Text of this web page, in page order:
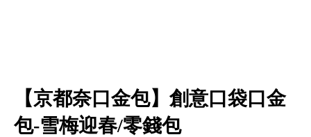
【京都奈口金包】創意口袋口金
包-雪梅迎春/零錢包